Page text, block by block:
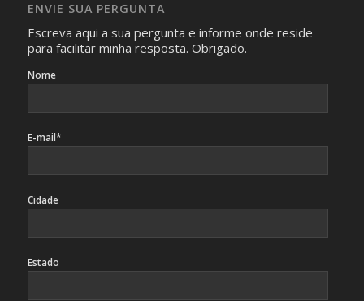
identificação da pessoa fotografada.
ENVIE SUA PERGUNTA
Escreva aqui a sua pergunta e informe onde reside
para facilitar minha resposta. Obrigado.
Nome
E-mail*
Cidade
Estado